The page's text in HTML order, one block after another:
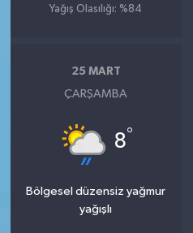
Yağış Olasılığı: %84
25 MART
ÇARŞAMBA
8°
Bölgesel düzensiz yağmur
yağışlı